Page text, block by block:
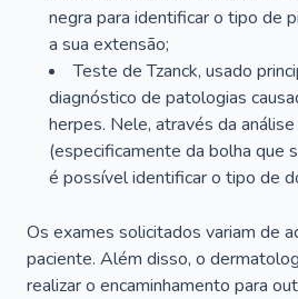
negra para identificar o tipo de
a sua extensão;
Teste de Tzanck, usado
diagnóstico de patologias
herpes. Nele, através da
(especificamente da bolha que
é possível identificar o tipo de
Os exames solicitados variam de
paciente. Além disso, o
realizar o encaminhamento para